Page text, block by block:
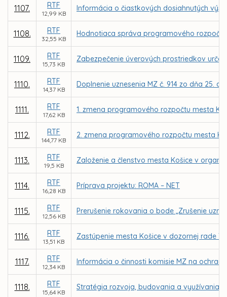
1107. RTF
12,99 KB
Informácia o čiastkových dosiahnutých
1108. RTF
32,55 KB
Hodnotiaca správa programového
1109. RTF
15,73 KB
Zabezpečenie úverových prostriedkov
1110. RTF
14,37 KB
Doplnenie uznesenia MZ č. 914 zo dňa 25.
1111. RTF
17,62 KB
1. zmena programového rozpočtu mesta
1112. RTF
144,77 KB
2. zmena programového rozpočtu mesta
1113. RTF
19,5 KB
Založenie a členstvo mesta Košice v
1114. RTF
16,28 KB
Príprava projektu: ROMA – NET
1115. RTF
12,56 KB
Prerušenie rokovania o bode „Zrušenie
1116. RTF
13,51 KB
Zastúpenie mesta Košice v dozornej rade
1117. RTF
12,34 KB
Informácia o činnosti komisie MZ na
1118. RTF
15,64 KB
Stratégia rozvoja, budovania a využívania